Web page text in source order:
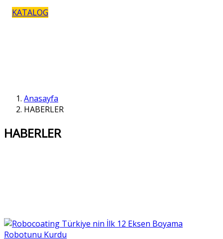
KATALOG
Anasayfa
HABERLER
HABERLER